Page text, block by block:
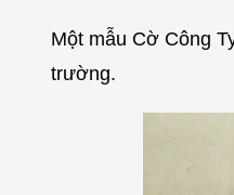
Một mẫu Cờ Công
trường.